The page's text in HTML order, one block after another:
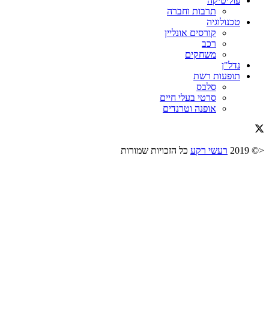
תרבות וחברה
טכנולוגיה
קורסים אונליין
רכב
משחקים
נדל"ן
תופעות רשת
סלבס
סרטי בעלי חיים
אופנה וטרנדים
<© 2019 רעשי רקע כל הזכויות שמורות